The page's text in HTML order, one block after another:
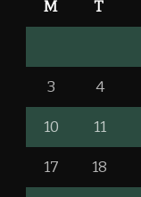
M T
3 4
10 11
17 18